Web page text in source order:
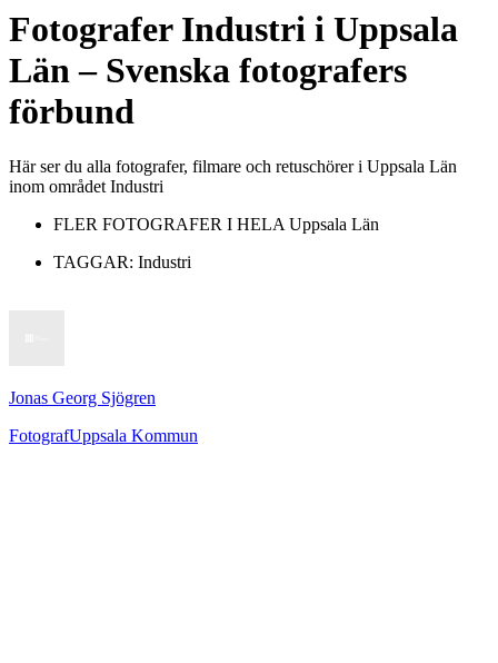
Fotografer Industri i Uppsala
Län– Svenska fotografers
förbund
Här ser du alla fotografer, filmare och retuschörer i Uppsala Län
inom området Industri
FLER FOTOGRAFER I HELA Uppsala Län
TAGGAR: Industri
Jonas Georg Sjögren
FotografUppsala Kommun